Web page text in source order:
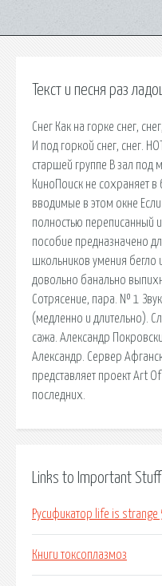
Текст и песня раз
Снег Как на горке снег,
И под горкой снег, снег.
старшей группе В зал под
КиноПоиск не сохраняет
вводимые в этом окне
полностью переписанный
пособие предназначено
школьников умения бегло
довольно банально
Сотрясение, пара. № 1
(медленно и длительно).
сажа. Александр
Александр. Сервер
представляет проект Art
последних.
Links to Important Stuff
Русификатор life is strange
Книги токсоплазмоз